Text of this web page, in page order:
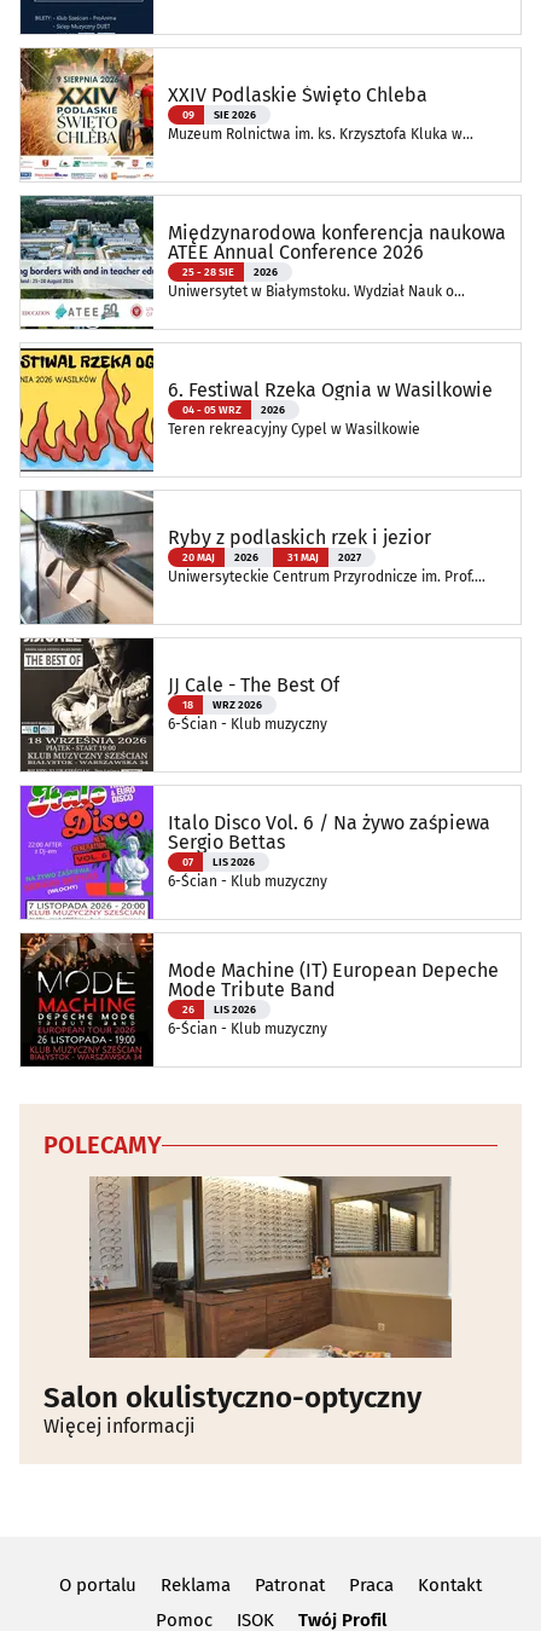
XXIV Podlaskie Święto Chleba
09 SIE 2026
Muzeum Rolnictwa im. ks. Krzysztofa Kluka w
Międzynarodowa konferencja naukowa
ATEE Annual Conference 2026
25 - 28 SIE 2026
Uniwersytet w Białymstoku. Wydział Nauk o
6. Festiwal Rzeka Ognia w Wasilkowie
04 - 05 WRZ 2026
Teren rekreacyjny Cypel w Wasilkowie
Ryby z podlaskich rzek i jezior
20 MAJ 2026 31 MAJ 2027
Uniwersyteckie Centrum Przyrodnicze im. Prof.
JJ Cale - The Best Of
18 WRZ 2026
6-Ścian - Klub muzyczny
Italo Disco Vol. 6 / Na żywo zaśpiewa
Sergio Bettas
07 LIS 2026
6-Ścian - Klub muzyczny
Mode Machine (IT) European Depeche
Mode Tribute Band
26 LIS 2026
6-Ścian - Klub muzyczny
POLECAMY
Salon okulistyczno-optyczny
Więcej informacji
O portalu Reklama Patronat Praca
Kontakt
Pomoc
ISOK Twój Profil